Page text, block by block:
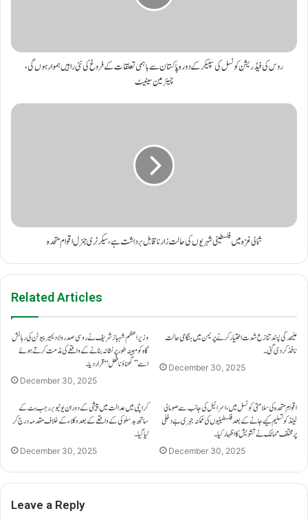
روس کی فیڈریشن کونسل کی سپیکر کے دورہ پاکستان سے باہمی تعلقات کے فروغ کی نئی راہیں ہموار ہوں گی،
چیئرمین سینیٹ
شمالی غزہ میں فلسطینی شہریوں کی حالت زار ناقابل برداشت ہے، سیکرٹری جنرل اقوام متحدہ
Related Articles
وزیراعظم شہباز شریف نے روسی صدر ولادیمیر پیوٹن کی رہائش
گاہ کو مبینہ طور پر نشانہ بنانے کے واقعے کی مذمت کرتے ہوئے
اسے ’’گھناؤنا فعل‘‘ قرار دیا۔
December 30, 2025
علیحدگی پسند تنازع شدت اختیار کرنے پر یمن میں ہنگامی حالت
نافذ کر دی گئی۔
December 30, 2025
کراچی میں عدالت میں پیشی کے دوران یوٹیوبر رجب بٹ کے
ساتھ بدسلوکی کے واقعے کے بعد وکلاء کے خلاف مقدمہ درج کر
لیا گیا۔
December 30, 2025
اقوامِ متحدہ کی سلامتی کونسل میں، اسرائیل کی جانب سے صومالی
لینڈ کو تسلیم کیے جانے کے بعد فلسطینیوں کی ممکنہ جبری بے دخلی
پر مختلف ممالک نے تشویش کا اظہار کیا۔
December 30, 2025
Leave a Reply